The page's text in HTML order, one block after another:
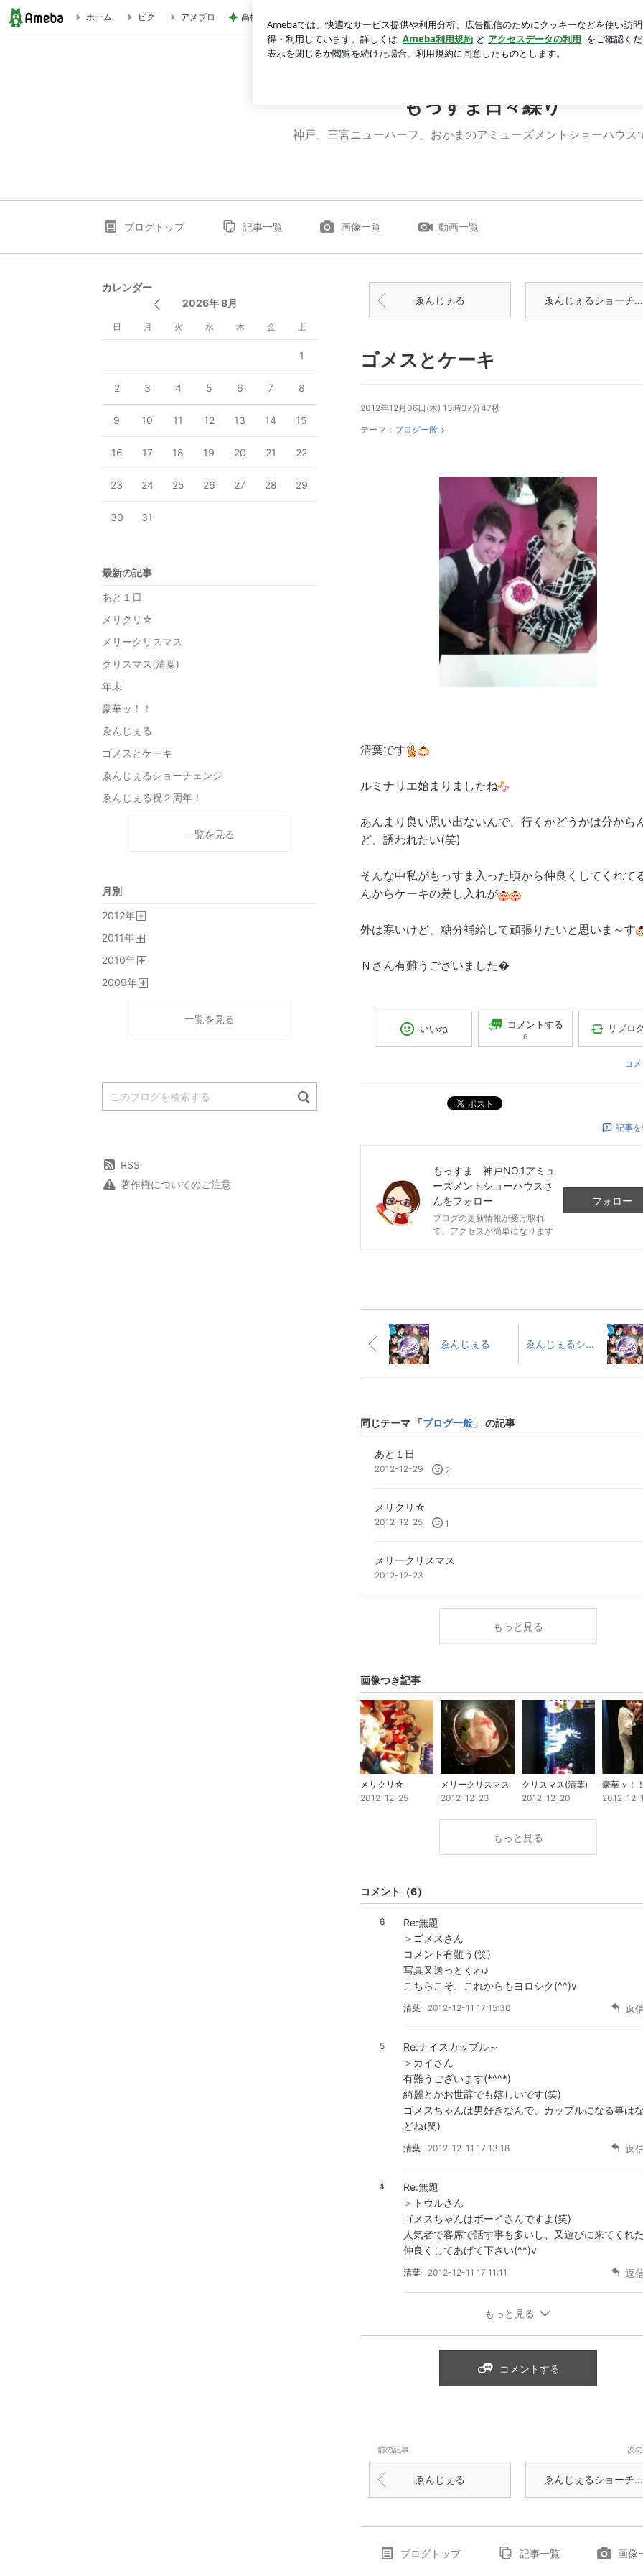
ホーム ピグ アメブロ 高橋英樹 北海道から届いたお土産 ロ
もっすま日々繰り
神戸、三宮ニューハーフ、おかまのアミューズメントショーハウス
ブログトップ 記事一覧 画像一覧 動画一覧
ゑんじぇる ゑんじぇるショーチェンジ
ゴメスとケーキ
2012年12月06日(木) 13時37分47秒
テーマ： ブログ一般
清葉です
ルミナリエ始まりましたね
あんまり良い思い出ないんで、行くかどうかは分から
ど、誘われたい(笑)
そんな中私がもっすま入った頃から仲良くしてくれて
んからケーキの差し入れが
外は寒いけど、糖分補給して頑張りたいと思いま～す
Ｎさん有難うございました�
いいね コメントする
6
リブロ
コ
ポスト
記事
もっすま 神戸NO.1アミュ
ーズメントショーハウスさ
んをフォロー
ブログの更新情報が受け取れ
て、アクセスが簡単になります
フォロー
ゑんじぇる ゑんじぇるショーチェンジ
同じテーマ 「ブログ一般 」 の記事
あと１日
2012-12-29 2
メリクリ☆
2012-12-25 1
メリークリスマス
2012-12-23
もっと見る
画像つき記事
メリクリ☆
2012-12-25
メリークリスマス
2012-12-23
クリスマス(清葉)
2012-12-20
豪華ッ！
2012-12-
もっと見る
コメント （6）
6
Re:無題
＞ゴメスさん
コメント有難う(笑)
写真又送っとくわ♪
こちらこそ、これからもヨロシク(^^)v
清葉 2012-12-11 17:15:30 返
5
Re:ナイスカップル～
＞カイさん
有難うございます(*^^*)
綺麗とかお世辞でも嬉しいです(笑)
ゴメスちゃんは男好きなんで、カップルになる事は
どね(笑)
清葉 2012-12-11 17:13:18 返
4
Re:無題
＞トウルさん
ゴメスちゃんはボーイさんですよ(笑)
人気者で客席で話す事も多いし、又遊びに来てくれ
仲良くしてあげて下さい(^^)v
清葉 2012-12-11 17:11:11 返
もっと見る
コメントする
前の記事
ゑんじぇる
次
ゑんじぇるショーチェンジ
ブログトップ 記事一覧 画像
カレンダー
2026年 8月
日 月 火 水 木 金 土
1
2 3 4 5 6 7 8
9 10 11 12 13 14 15
16 17 18 19 20 21 22
23 24 25 26 27 28 29
30 31
最新の記事
あと１日
メリクリ☆
メリークリスマス
クリスマス(清葉)
年末
豪華ッ！！
ゑんじぇる
ゴメスとケーキ
ゑんじぇるショーチェンジ
ゑんじぇる祝２周年！
一覧を見る
月別
2012年
2011年
2010年
2009年
一覧を見る
RSS
著作権についてのご注意